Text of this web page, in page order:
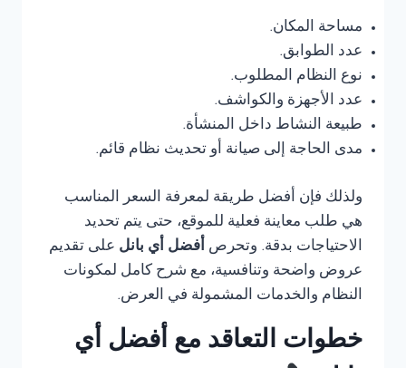
مساحة المكان.
عدد الطوابق.
نوع النظام المطلوب.
عدد الأجهزة والكواشف.
طبيعة النشاط داخل المنشأة.
مدى الحاجة إلى صيانة أو تحديث نظام قائم.
ولذلك فإن أفضل طريقة لمعرفة السعر المناسب
هي طلب معاينة فعلية للموقع، حتى يتم تحديد
الاحتياجات بدقة. وتحرص أفضل أي بانل على تقديم
عروض واضحة وتنافسية، مع شرح كامل لمكونات
النظام والخدمات المشمولة في العرض.
خطوات التعاقد مع أفضل أي